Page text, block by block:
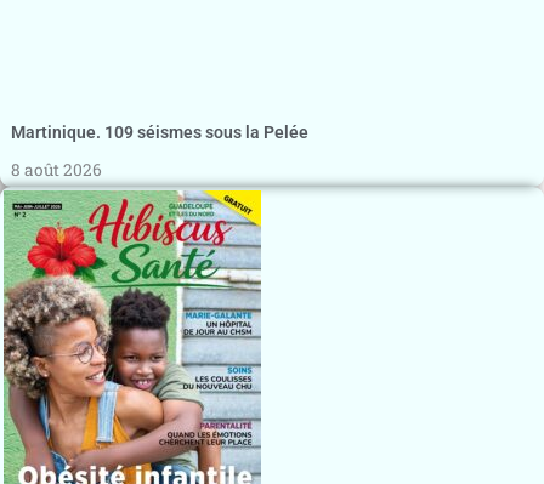
Martinique. 109 séismes sous la Pelée
8 août 2026